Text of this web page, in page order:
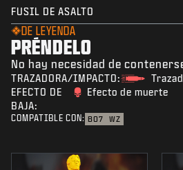
FUSIL DE ASALTO
DE LEYENDA
PRÉNDELO
No hay necesidad de
TRAZADORA/IMPACTO:
EFECTO DE
BAJA:
Efecto de muerte
COMPATIBLE CON: BO7 WZ